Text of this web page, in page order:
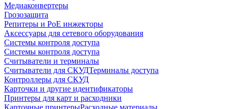
Медиаконвертеры
Грозозащита
Репитеры и PoE инжекторы
Аксессуары для сетевого оборудования
Системы контроля доступа
Системы контроля доступа
Считыватели и терминалы
Считыватели для СКУДТерминалы доступа
Контроллеры для СКУД
Карточки и другие идентификаторы
Принтеры для карт и расходники
Карточные принтерыРасходные материалы